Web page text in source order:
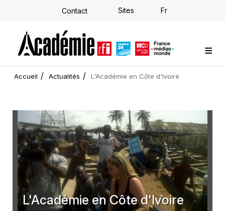
Aller
principal
Contact Sites Fr
Formations sur-mesure
Conseil stratégique
E-learning individuel
L'Académie
Actualités
Newsletter
Accueil Actualités L'Académie en Côte d'Ivoire
L'Académie en Côte d'Ivoire